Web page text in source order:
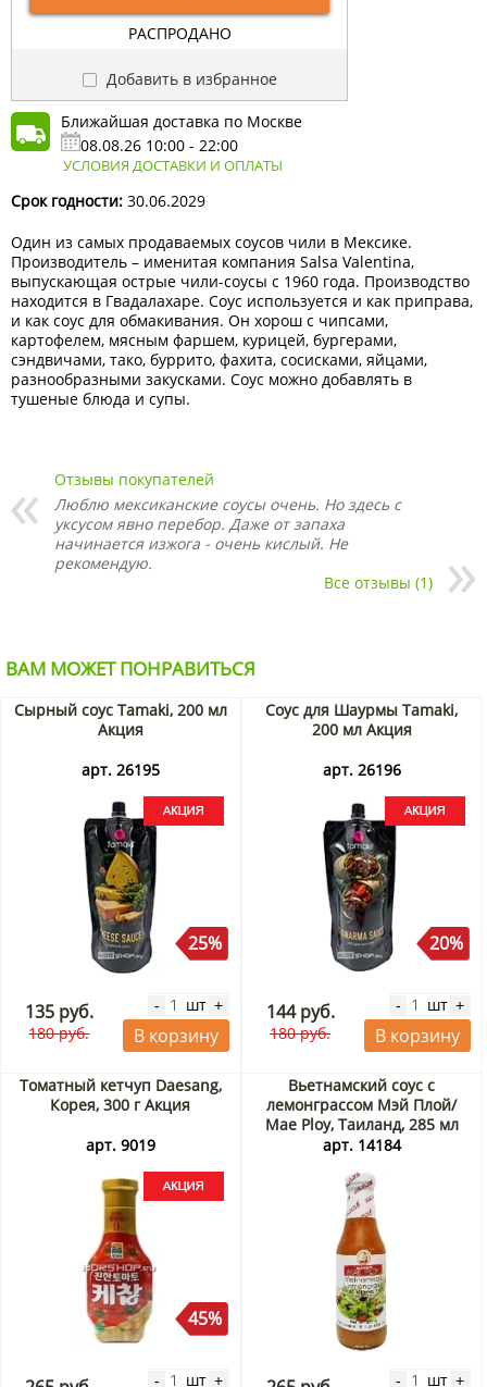
РАСПРОДАНО
Добавить в избранное
Ближайшая доставка по Москве
08.08.26 10:00 - 22:00
УСЛОВИЯ ДОСТАВКИ И ОПЛАТЫ
Срок годности: 30.06.2029
Один из самых продаваемых соусов чили в Мексике.
Производитель – именитая компания Salsa Valentina,
выпускающая острые чили-соусы с 1960 года. Производство
находится в Гвадалахаре. Соус используется и как приправа,
и как соус для обмакивания. Он хорош с чипсами,
картофелем, мясным фаршем, курицей, бургерами,
сэндвичами, тако, буррито, фахита, сосисками, яйцами,
разнообразными закусками. Соус можно добавлять в
тушеные блюда и супы.
Отзывы покупателей
Люблю мексиканские соусы очень. Но здесь с
уксусом явно перебор. Даже от запаха
начинается изжога - очень кислый. Не
рекомендую.
Все отзывы (1)
ВАМ МОЖЕТ ПОНРАВИТЬСЯ
Сырный соус Tamaki, 200 мл
Акция
арт. 26195
25%
135 руб.
180 руб.
- шт +
В корзину
Соус для Шаурмы Tamaki,
200 мл Акция
арт. 26196
20%
144 руб.
180 руб.
- шт +
В корзину
Томатный кетчуп Daesang,
Корея, 300 г Акция
арт. 9019
45%
- шт +
Вьетнамский соус с
лемонграссом Мэй Плой/
Mae Ploy, Таиланд, 285 мл
арт. 14184
- шт +